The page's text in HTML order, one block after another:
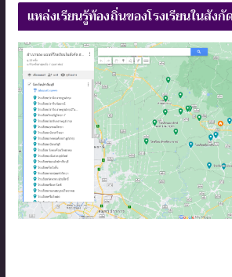
แหล่งเรียนรู้ท้องถิ่นของโรงเรียนในสัง